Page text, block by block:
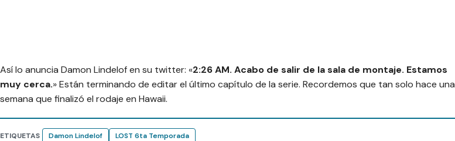
Así lo anuncia Damon Lindelof en su twitter: «2:26 AM. Acabo de salir de la sala de montaje. Estamos
muy cerca.» Están terminando de editar el último capítulo de la serie. Recordemos que tan solo hace una
semana que finalizó el rodaje en Hawaii.
ETIQUETAS Damon Lindelof LOST 6ta Temporada